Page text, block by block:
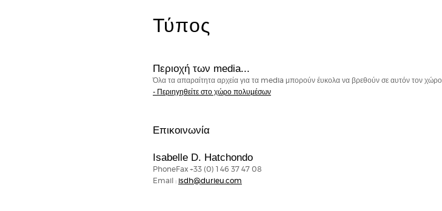
Τύπος
Περιοχή των media...
Όλα τα απαραίτητα αρχεία για τα media μπορούν έυκολα να βρεθούν σε αυτόν τον χώρο.
- Περιηγηθείτε στο χώρο πολυμέσων
Επικοινωνία
Isabelle D. Hatchondo
PhoneFax +33 (0) 1 46 37 47 08
Email : isdh@durieu.com